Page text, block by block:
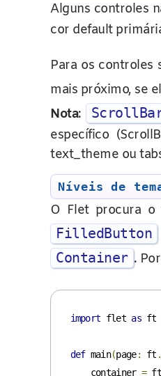
Alguns controles
cor default
Para os controles
mais próximo, se
Nota:
específico
text_theme ou
Níveis de
O Flet procura o
FilledButton
Container .
import flet as ft
def main(page: ft .
    container
= ft